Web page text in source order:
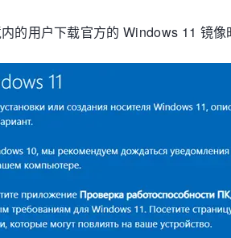
的用户下载官方的 Windows 11 镜